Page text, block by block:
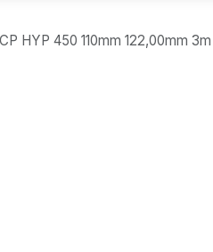
HYP 450 110mm 122,00mm 3m